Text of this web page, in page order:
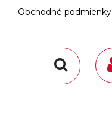
Obchodné podmienky